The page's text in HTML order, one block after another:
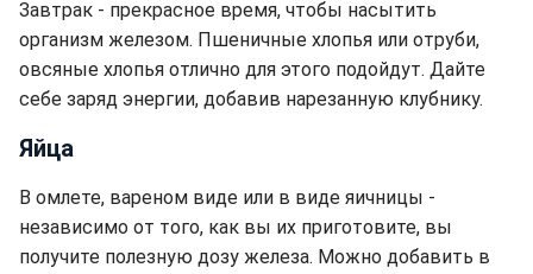
Завтрак - прекрасное время, чтобы насытить
организм железом. Пшеничные хлопья или отруби,
овсяные хлопья отлично для этого подойдут. Дайте
себе заряд энергии, добавив нарезанную клубнику.
Яйца
В омлете, вареном виде или в виде яичницы -
независимо от того, как вы их приготовите, вы
получите полезную дозу железа. Можно добавить в